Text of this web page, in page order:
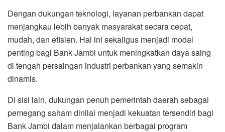
Dengan dukungan teknologi, layanan perbankan dapat
menjangkau lebih banyak masyarakat secara cepat,
mudah, dan efisien. Hal ini sekaligus menjadi modal
penting bagi Bank Jambi untuk meningkatkan daya saing
di tengah persaingan industri perbankan yang semakin
dinamis.
Di sisi lain, dukungan penuh pemerintah daerah sebagai
pemegang saham dinilai menjadi kekuatan tersendiri bagi
Bank Jambi dalam menjalankan berbagai program